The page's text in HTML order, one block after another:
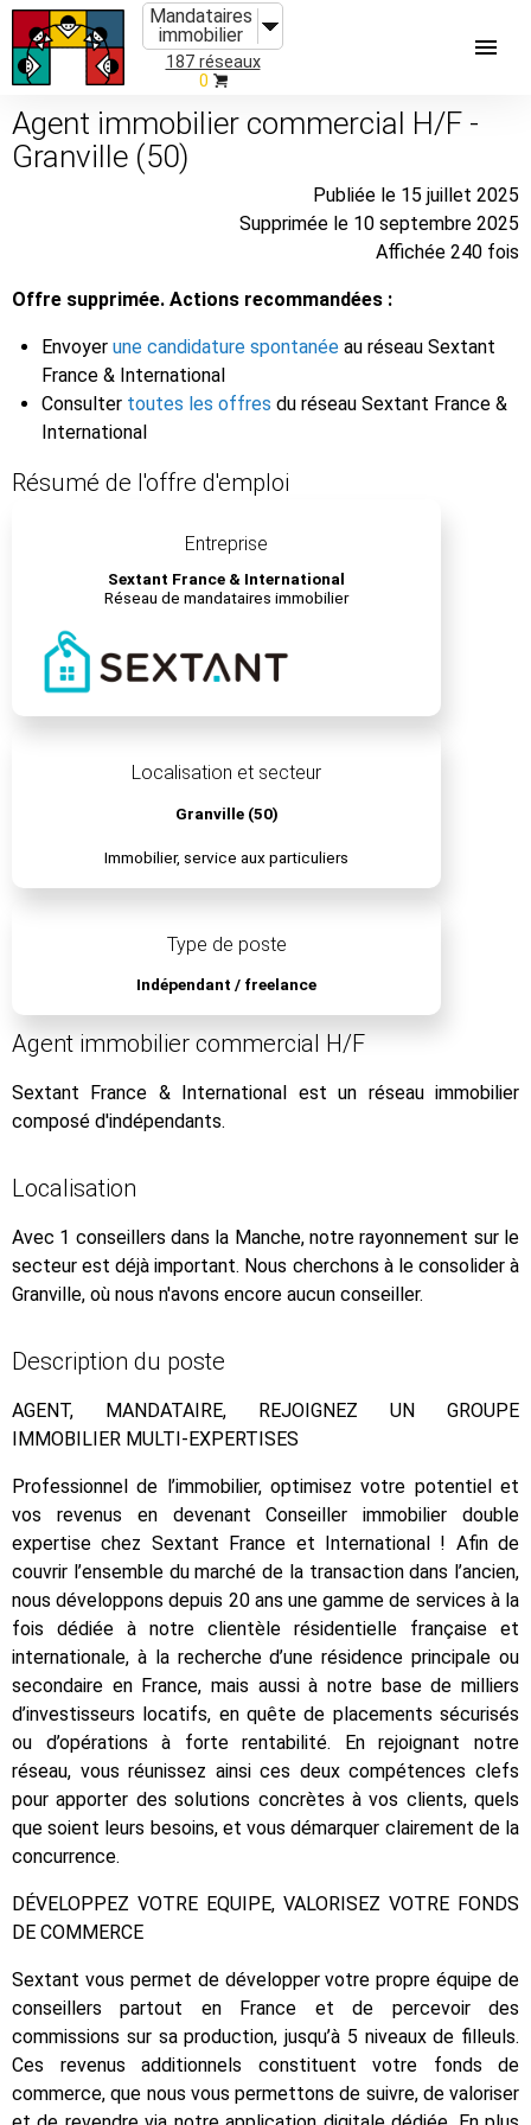
Mandataires
immobilier
187 réseaux
0
Agent immobilier commercial H/F -
Granville (50)
Publiée le 15 juillet 2025
Supprimée le 10 septembre 2025
Affichée 240 fois
Offre supprimée. Actions recommandées :
Envoyer une candidature spontanée au réseau Sextant
France & International
Consulter toutes les offres du réseau Sextant France &
International
Résumé de l'offre d'emploi
Entreprise
Sextant France & International
Réseau de mandataires immobilier
Localisation et secteur
Granville (50)
Immobilier, service aux particuliers
Type de poste
Indépendant / freelance
Agent immobilier commercial H/F
Sextant France & International est un réseau immobilier
composé d'indépendants.
Localisation
Avec 1 conseillers dans la Manche, notre rayonnement sur le
secteur est déjà important. Nous cherchons à le consolider à
Granville, où nous n'avons encore aucun conseiller.
Description du poste
AGENT, MANDATAIRE, REJOIGNEZ UN GROUPE
IMMOBILIER MULTI-EXPERTISES
Professionnel de l’immobilier, optimisez votre potentiel et
vos revenus en devenant Conseiller immobilier double
expertise chez Sextant France et International ! Afin de
couvrir l’ensemble du marché de la transaction dans l’ancien,
nous développons depuis 20 ans une gamme de services à la
fois dédiée à notre clientèle résidentielle française et
internationale, à la recherche d’une résidence principale ou
secondaire en France, mais aussi à notre base de milliers
d’investisseurs locatifs, en quête de placements sécurisés
ou d’opérations à forte rentabilité. En rejoignant notre
réseau, vous réunissez ainsi ces deux compétences clefs
pour apporter des solutions concrètes à vos clients, quels
que soient leurs besoins, et vous démarquer clairement de la
concurrence.
DÉVELOPPEZ VOTRE EQUIPE, VALORISEZ VOTRE FONDS
DE COMMERCE
Sextant vous permet de développer votre propre équipe de
conseillers partout en France et de percevoir des
commissions sur sa production, jusqu’à 5 niveaux de filleuls.
Ces revenus additionnels constituent votre fonds de
commerce, que nous vous permettons de suivre, de valoriser